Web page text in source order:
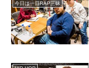
今日は一日RAP三昧